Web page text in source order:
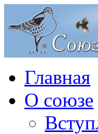
Главная
О союзе